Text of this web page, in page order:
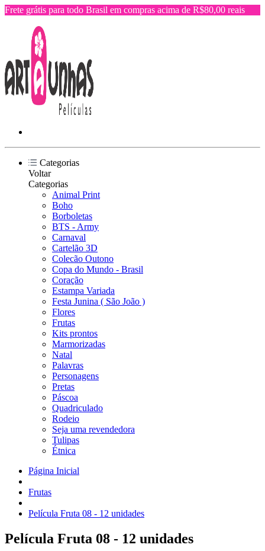
Frete grátis para todo Brasil em compras acima de R$80,00 reais
Categorias
Voltar
Categorias
Animal Print
Boho
Borboletas
BTS - Army
Carnaval
Cartelão 3D
Colecão Outono
Copa do Mundo - Brasil
Coração
Estampa Variada
Festa Junina ( São João )
Flores
Frutas
Kits prontos
Marmorizadas
Natal
Palavras
Personagens
Pretas
Páscoa
Quadriculado
Rodeio
Seja uma revendedora
Tulipas
Étnica
Página Inicial
Frutas
Película Fruta 08 - 12 unidades
Película Fruta 08 - 12 unidades